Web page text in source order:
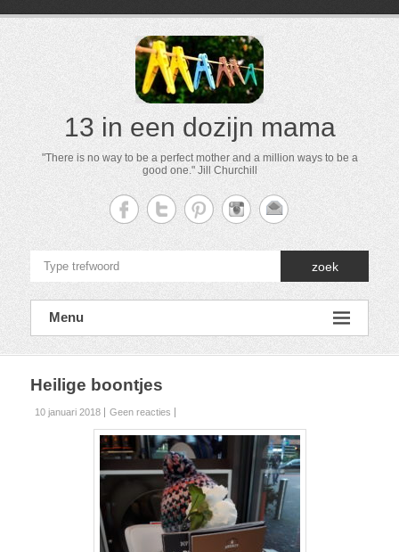
13 in een dozijn mama
"There is no way to be a perfect mother and a million ways to be a
good one." Jill Churchill
zoek
Menu
Heilige boontjes
10 januari 2018 Geen reacties